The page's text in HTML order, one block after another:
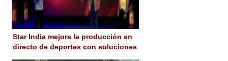
Star India mejora la producción en
directo de deportes con soluciones